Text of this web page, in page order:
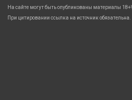
На сайте могут быть опубликованы материалы 18+!
При цитировании ссылка на источник обязательна.